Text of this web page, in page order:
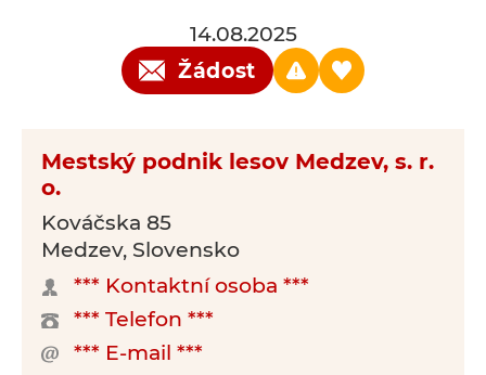
14.08.2025
Žádost
Mestský podnik lesov Medzev, s. r.
o.
Kováčska 85
Medzev, Slovensko
*** Kontaktní osoba ***
*** Telefon ***
*** E-mail ***